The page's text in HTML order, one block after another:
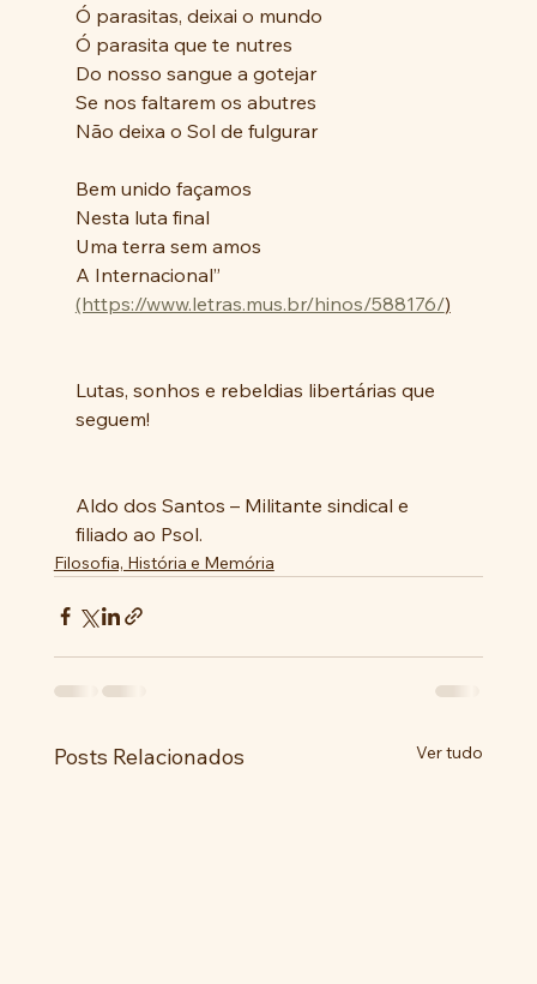
Ó parasitas, deixai o mundo
Ó parasita que te nutres
Do nosso sangue a gotejar
Se nos faltarem os abutres
Não deixa o Sol de fulgurar
Bem unido façamos
Nesta luta final
Uma terra sem amos
A Internacional”
(https://www.letras.mus.br/hinos/588176/)
Lutas, sonhos e rebeldias libertárias que
seguem!
Aldo dos Santos – Militante sindical e
filiado ao Psol.
Filosofia, História e Memória
Posts Relacionados Ver tudo